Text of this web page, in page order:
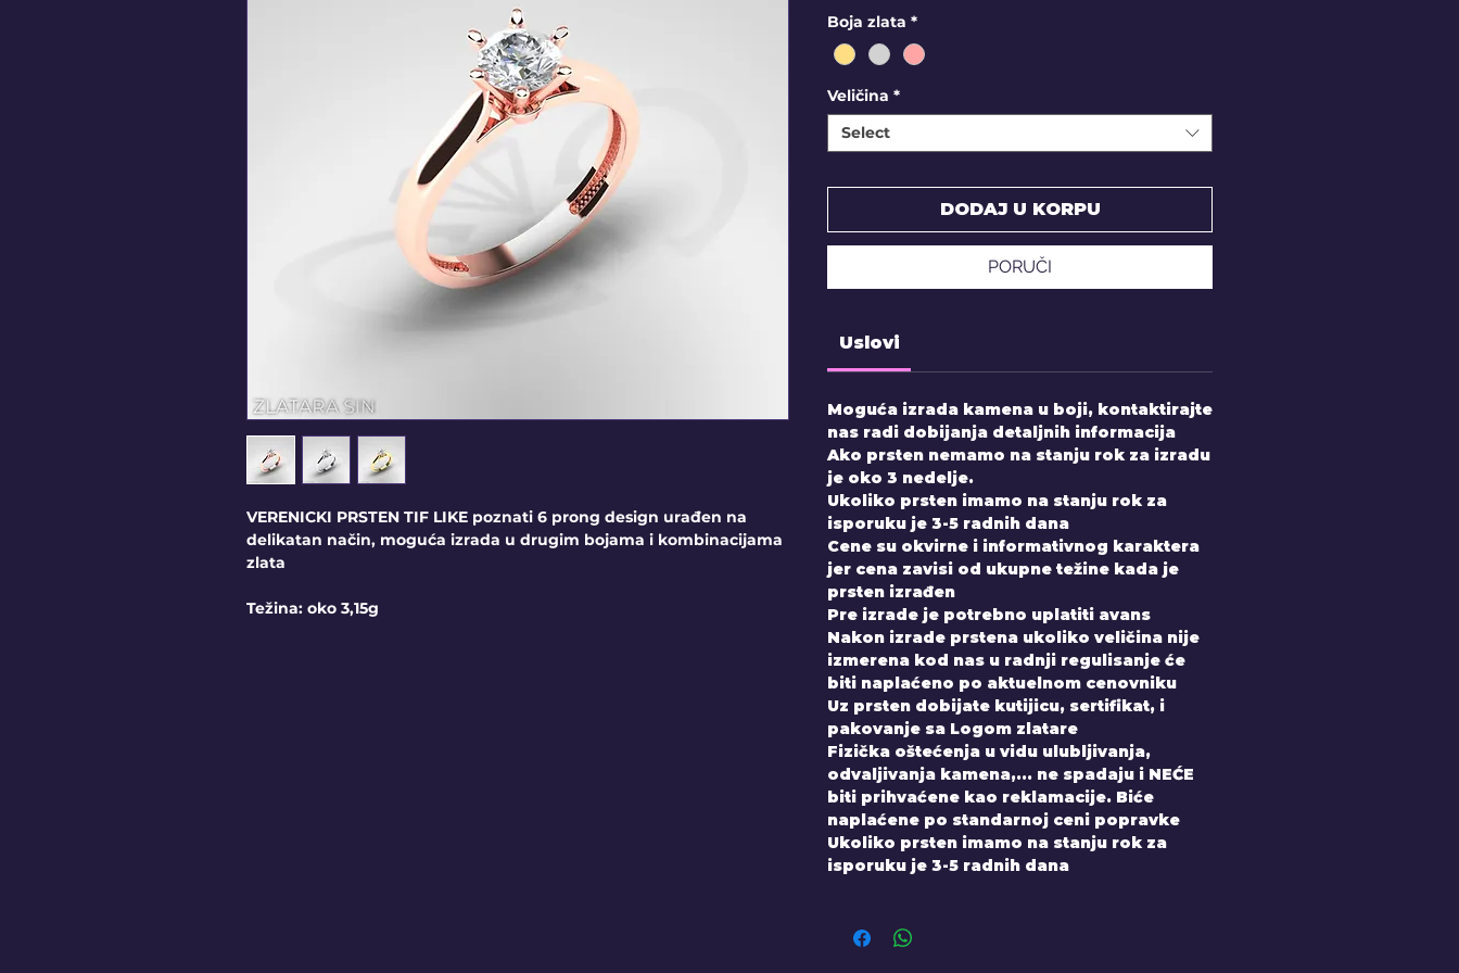
VERENICKI PRSTEN TIF LIKE poznati 6 prong design urađen na
delikatan način, moguća izrada u drugim bojama i kombinacijama
zlata
Težina: oko 3,15g
Boja zlata *
Veličina *
Select
DODAJ U KORPU
PORUČI
Uslovi
Moguća izrada kamena u boji, kontaktirajte
nas radi dobijanja detaljnih informacija
Ako prsten nemamo na stanju rok za izradu
je oko 3 nedelje.
Ukoliko prsten imamo na stanju rok za
isporuku je 3-5 radnih dana
Cene su okvirne i informativnog karaktera
jer cena zavisi od ukupne težine kada je
prsten izrađen
Pre izrade je potrebno uplatiti avans
Nakon izrade prstena ukoliko veličina nije
izmerena kod nas u radnji regulisanje će
biti naplaćeno po aktuelnom cenovniku
Uz prsten dobijate kutijicu, sertifikat, i
pakovanje sa Logom zlatare
Fizička oštećenja u vidu ulubljivanja,
odvaljivanja kamena,... ne spadaju i NEĆE
biti prihvaćene kao reklamacije. Biće
naplaćene po standarnoj ceni popravke
Ukoliko prsten imamo na stanju rok za
isporuku je 3-5 radnih dana